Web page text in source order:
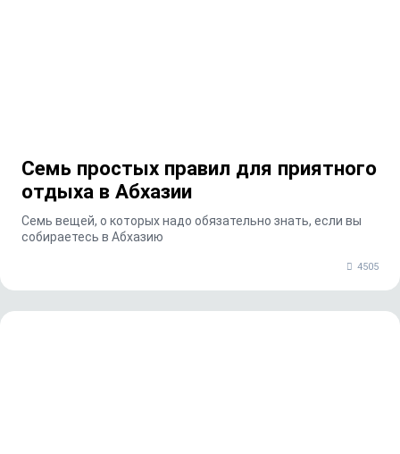
Семь простых правил для приятного
отдыха в Абхазии
Семь вещей, о которых надо обязательно знать, если вы
собираетесь в Абхазию
4505